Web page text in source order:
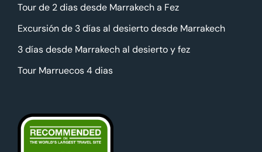
Tour de 2 dias desde Marrakech a Fez
Excursión de 3 días al desierto desde Marrakech
3 días desde Marrakech al desierto y fez
Tour Marruecos 4 dias